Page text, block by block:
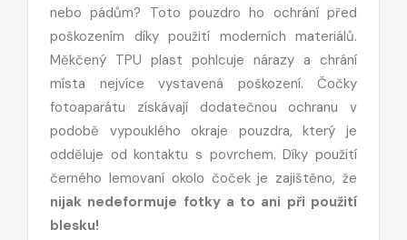
nebo pádům? Toto pouzdro ho ochrání před
poškozením díky použití moderních materiálů.
Měkčený TPU plast pohlcuje nárazy a chrání
místa nejvíce vystavená poškození. Čočky
fotoaparátu získávají dodatečnou ochranu v
podobě vypouklého okraje pouzdra, který je
odděluje od kontaktu s povrchem. Díky použití
černého lemovaní okolo čoček je zajištěno, že
nijak nedeformuje fotky a to ani při použití
blesku!